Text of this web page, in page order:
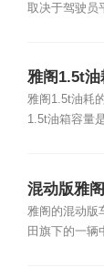
取决于驾驶员
雅阁1.5t
雅阁1.5t油耗
1.5t油箱容量
混动版雅
雅阁的混动版
田旗下的一辆